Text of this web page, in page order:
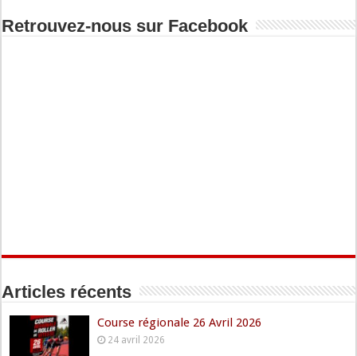
Retrouvez-nous sur Facebook
Articles récents
Course régionale 26 Avril 2026
24 avril 2026